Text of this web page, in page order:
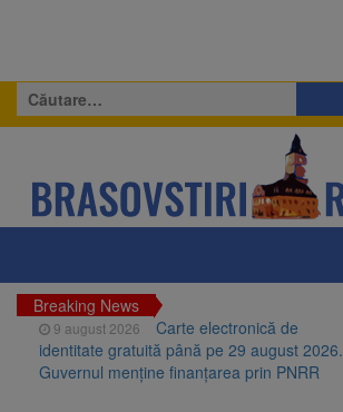
Caută
după:
Breaking News
9 august 2026
Carte electronică de
identitate gratuită până pe 29 august 2026.
Guvernul menține finanțarea prin PNRR